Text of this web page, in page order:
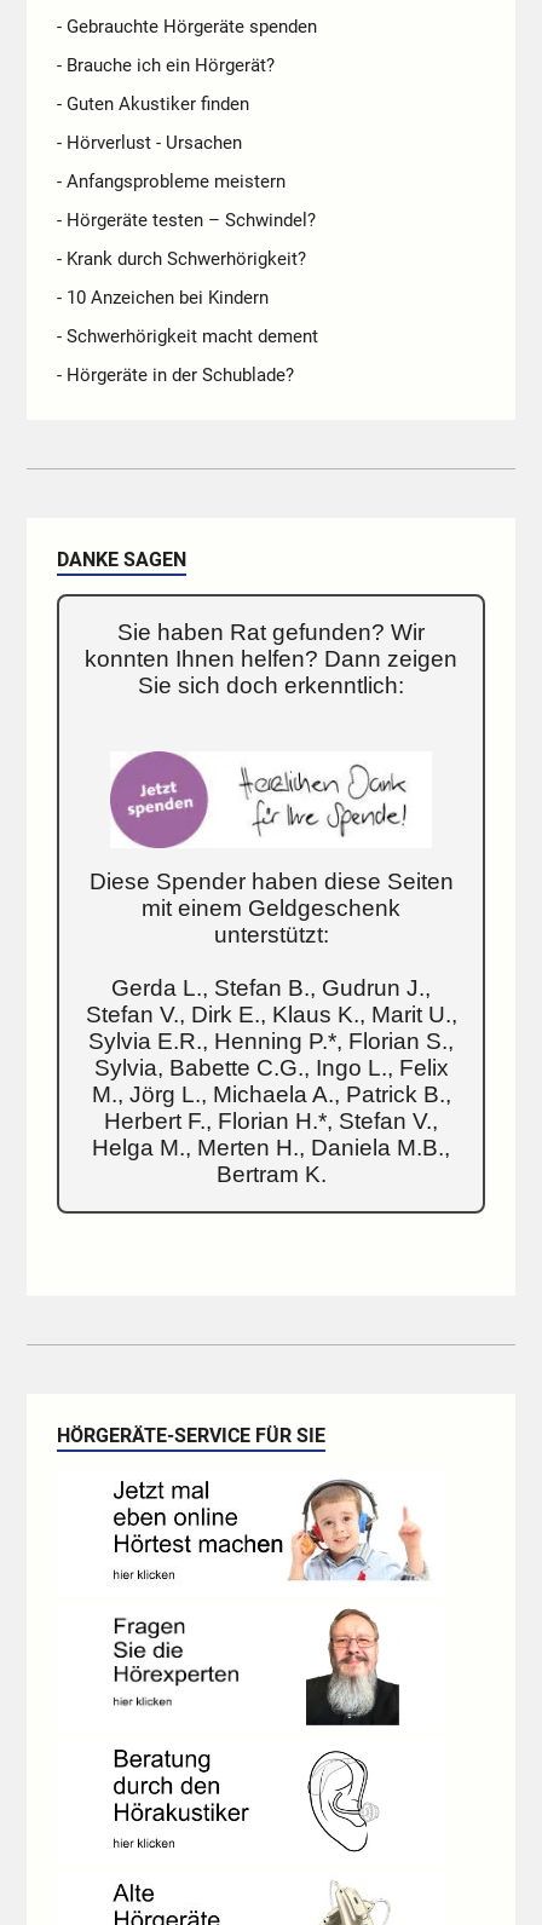
- Gebrauchte Hörgeräte spenden
- Brauche ich ein Hörgerät?
- Guten Akustiker finden
- Hörverlust - Ursachen
- Anfangsprobleme meistern
- Hörgeräte testen – Schwindel?
- Krank durch Schwerhörigkeit?
- 10 Anzeichen bei Kindern
- Schwerhörigkeit macht dement
- Hörgeräte in der Schublade?
DANKE SAGEN
Sie haben Rat gefunden? Wir
konnten Ihnen helfen? Dann zeigen
Sie sich doch erkenntlich:
Diese Spender haben diese Seiten
mit einem Geldgeschenk
unterstützt:
Gerda L., Stefan B., Gudrun J.,
Stefan V., Dirk E., Klaus K., Marit U.,
Sylvia E.R., Henning P.*, Florian S.,
Sylvia, Babette C.G., Ingo L., Felix
M., Jörg L., Michaela A., Patrick B.,
Herbert F., Florian H.*, Stefan V.,
Helga M., Merten H., Daniela M.B.,
Bertram K.
HÖRGERÄTE-SERVICE FÜR SIE